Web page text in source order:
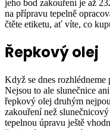
jeho bod zakouření je až
na přípravu tepelně
čtěte etiketu, ať víte, co
Řepkový olej
Když se dnes
Nejsou to ale slunečnice
řepkový olej druhým
zakouření než
tepelnou úpravu ještě